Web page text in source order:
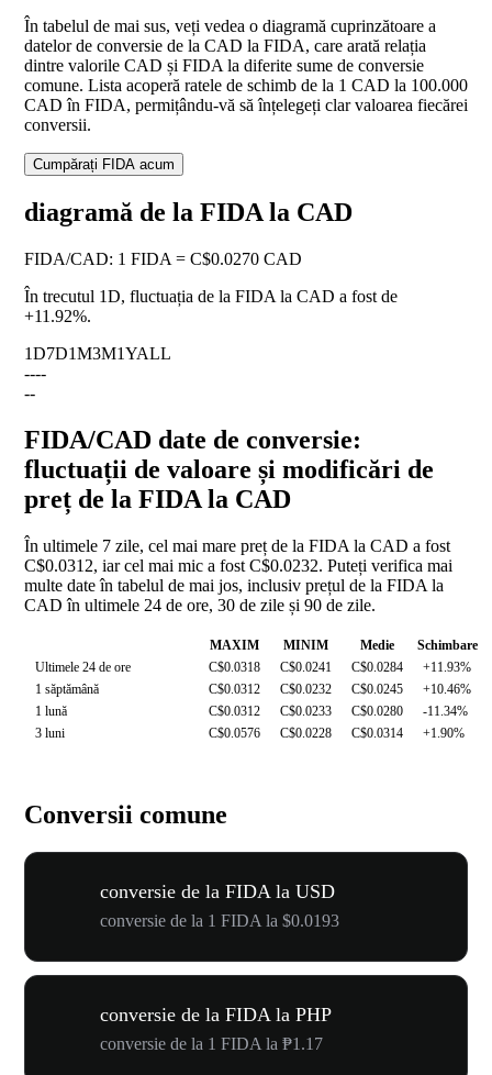
În tabelul de mai sus, veți vedea o diagramă cuprinzătoare a
datelor de conversie de la CAD la FIDA, care arată relația
dintre valorile CAD și FIDA la diferite sume de conversie
comune. Lista acoperă ratele de schimb de la 1 CAD la 100.000
CAD în FIDA, permițându-vă să înțelegeți clar valoarea fiecărei
conversii.
Cumpărați FIDA acum
diagramă de la FIDA la CAD
FIDA/CAD: 1 FIDA = C$0.0270 CAD
În trecutul 1D, fluctuația de la FIDA la CAD a fost de
+11.92%.
1D7D1M3M1YALL
----
--
FIDA/CAD date de conversie:
fluctuații de valoare și modificări de
preț de la FIDA la CAD
În ultimele 7 zile, cel mai mare preț de la FIDA la CAD a fost
C$0.0312, iar cel mai mic a fost C$0.0232. Puteți verifica mai
multe date în tabelul de mai jos, inclusiv prețul de la FIDA la
CAD în ultimele 24 de ore, 30 de zile și 90 de zile.
MAXIM MINIM Medie
Schimbare
Ultimele 24 de ore
C$0.0318 C$0.0241 C$0.0284
+11.93%
1 săptămână
C$0.0312 C$0.0232 C$0.0245
+10.46%
1 lună
C$0.0312 C$0.0233 C$0.0280
-11.34%
3 luni
C$0.0576 C$0.0228 C$0.0314 +1.90%
Conversii comune
conversie de la FIDA la USD
conversie de la 1 FIDA la $0.0193
conversie de la FIDA la PHP
conversie de la 1 FIDA la ₱1.17